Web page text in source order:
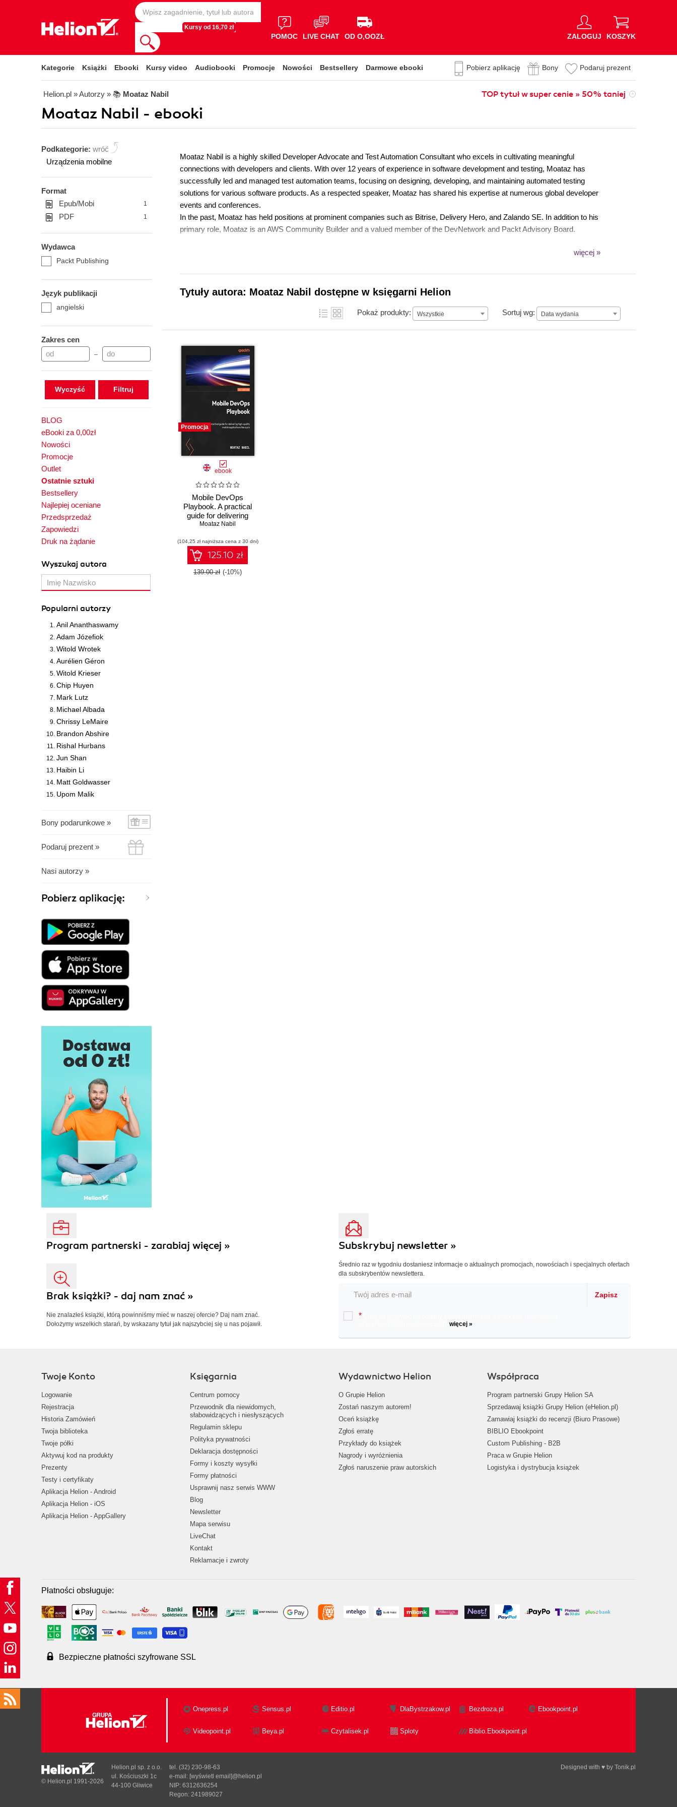
Kursy od 16,70 zł
POMOC LIVE CHAT OD O,OOZŁ ZALOGUJ KOSZYK
Kategorie Książki Ebooki Kursy video Audiobooki Promocje Nowości Bestsellery Darmowe ebooki Pobierz aplikację Bony Podaruj prezent
Helion.pl » Autorzy » 📚 Moataz Nabil TOP tytuł w super cenie » 50% taniej
Moataz Nabil - ebooki
Podkategorie: wróć
Urządzenia mobilne
Format
Epub/Mobi
1
PDF 1
Wydawca
Packt Publishing
Język publikacji
angielski
Zakres cen
–
Wyczyść
BLOG
eBooki za 0,00zł
Nowości
Promocje
Outlet
Ostatnie sztuki
Bestsellery
Najlepiej oceniane
Przedsprzedaż
Zapowiedzi
Druk na żądanie
Wyszukaj autora
Popularni autorzy
Anil Ananthaswamy
Adam Józefiok
Witold Wrotek
Aurélien Géron
Witold Krieser
Chip Huyen
Mark Lutz
Michael Albada
Chrissy LeMaire
Brandon Abshire
Rishal Hurbans
Jun Shan
Haibin Li
Matt Goldwasser
Upom Malik
Bony podarunkowe »
Podaruj prezent »
Nasi autorzy »
Pobierz aplikację:
Moataz Nabil is a highly skilled Developer Advocate and Test Automation Consultant who excels in cultivating meaningful
connections with developers and clients. With over 12 years of experience in software development and testing, Moataz has
successfully led and managed test automation teams, focusing on designing, developing, and maintaining automated testing
solutions for various software products. As a respected speaker, Moataz has shared his expertise at numerous global developer
events and conferences.
In the past, Moataz has held positions at prominent companies such as Bitrise, Delivery Hero, and Zalando SE. In addition to his
primary role, Moataz is an AWS Community Builder and a valued member of the DevNetwork and Packt Advisory Board.
więcej »
Tytuły autora: Moataz Nabil dostępne w księgarni Helion
Pokaż produkty: Wszystkie Sortuj wg: Data wydania
Data wydania
Promocja
ebook
Mobile DevOps
Playbook. A practical
guide for delivering
high-quality mobile
Moataz Nabil
(104,25 zł najniższa cena z 30 dni)
125.10 zł
139.00 zł (-10%)
Program partnerski - zarabiaj więcej »
Brak książki? - daj nam znać »
Nie znalazłeś książki, którą powinniśmy mieć w naszej ofercie? Daj nam znać.
Dołożymy wszelkich starań, by wskazany tytuł jak najszybciej się u nas pojawił.
Subskrybuj newsletter »
Średnio raz w tygodniu dostaniesz informacje o aktualnych promocjach, nowościach i specjalnych ofertach
dla subskrybentów newslettera.
Zapisz
*
więcej »
Twoje Konto
Logowanie
Rejestracja
Historia Zamówień
Twoja biblioteka
Twoje półki
Aktywuj kod na produkty
Prezenty
Testy i certyfikaty
Aplikacja Helion - Android
Aplikacja Helion - iOS
Aplikacja Helion - AppGallery
Księgarnia
Centrum pomocy
Przewodnik dla niewidomych,
słabowidzących i niesłyszących
Regulamin sklepu
Polityka prywatności
Deklaracja dostępności
Formy i koszty wysyłki
Formy płatności
Usprawnij nasz serwis WWW
Blog
Newsletter
Mapa serwisu
LiveChat
Kontakt
Reklamacje i zwroty
Wydawnictwo Helion
O Grupie Helion
Zostań naszym autorem!
Oceń książkę
Zgłoś erratę
Przykłady do książek
Nagrody i wyróżnienia
Zgłoś naruszenie praw autorskich
Współpraca
Program partnerski Grupy Helion SA
Sprzedawaj książki Grupy Helion (eHelion.pl)
Zamawiaj książki do recenzji (Biuro Prasowe)
BIBLIO Ebookpoint
Custom Publishing - B2B
Praca w Grupie Helion
Logistyka i dystrybucja książek
Płatności obsługuje:
Bezpieczne płatności szyfrowane SSL
Onepress.pl Sensus.pl Editio.pl DlaBystrzakow.pl Bezdroza.pl Ebookpoint.pl
Videopoint.pl Beya.pl Czytalisek.pl Sploty Biblio.Ebookpoint.pl
Designed with ♥ by Tonik.pl
© Helion.pl 1991-2026
Helion.pl sp. z o.o.
ul. Kościuszki 1c
44-100 Gliwice
tel. (32) 230-98-63
e-mail: [wyświetl email]@helion.pl
NIP: 6312636254
Regon: 241989027